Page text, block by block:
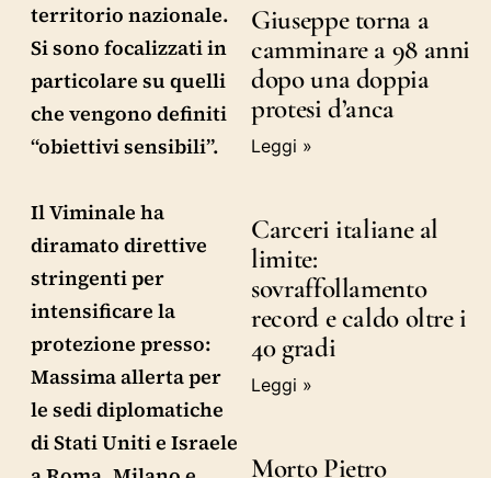
territorio nazionale.
Si sono focalizzati in
particolare su quelli
che vengono definiti
“obiettivi sensibili”.
Il Viminale ha
diramato direttive
stringenti per
intensificare la
protezione presso:
Massima allerta per
le sedi diplomatiche
di Stati Uniti e Israele
Giuseppe torna a
camminare a 98 anni
dopo una doppia
protesi d’anca
Leggi »
Carceri italiane al
limite:
sovraffollamento
record e caldo oltre i
40 gradi
Leggi »
Morto Pietro